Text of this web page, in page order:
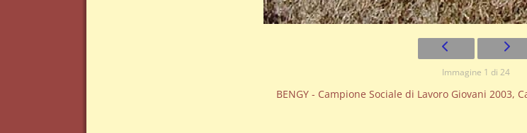
Immagine 1 di 24
BENGY - Campione Sociale di Lavoro Giovani 2003,